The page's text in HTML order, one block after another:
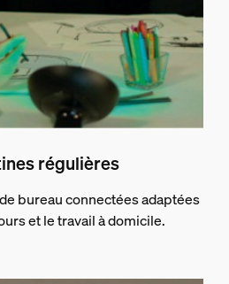
régulières
bureau connectées adaptées
et le travail à domicile.